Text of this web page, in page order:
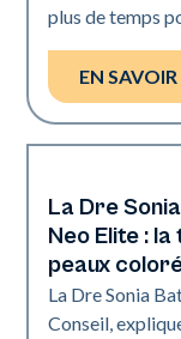
plus de temps
EN
Dermatologie |
La Dre
Neo Elite :
peaux
La Dre Sonia
Conseil,